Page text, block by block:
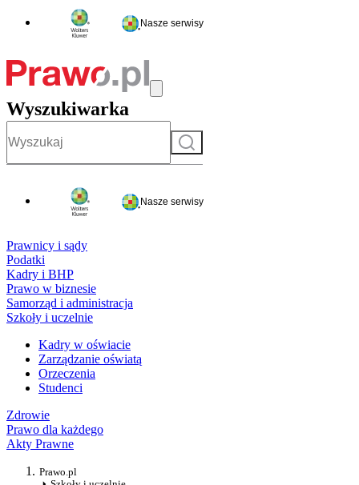
Nasze serwisy
Wyszukiwarka
Szukaj
Nasze serwisy
Prawnicy i sądy
Podatki
Kadry i BHP
Prawo w biznesie
Samorząd i administracja
Szkoły i uczelnie
Kadry w oświacie
Zarządzanie oświatą
Orzeczenia
Studenci
Zdrowie
Prawo dla każdego
Akty Prawne
Prawo.pl